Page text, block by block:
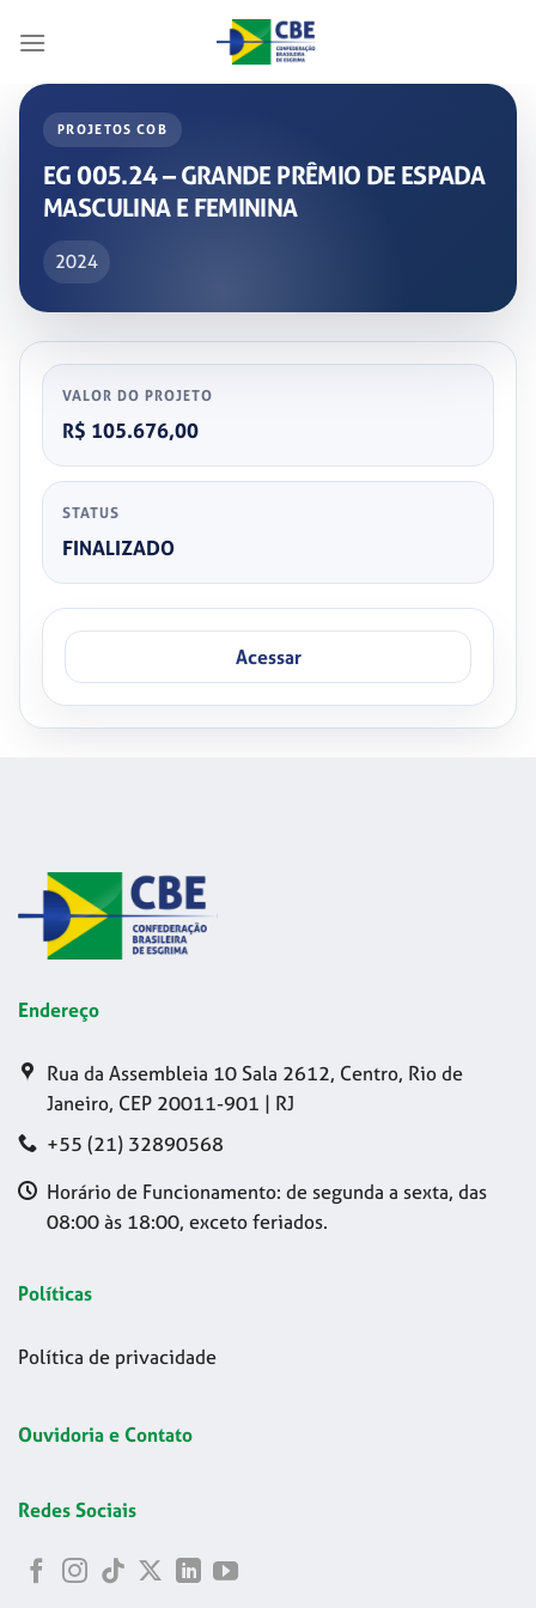
PROJETOS COB
EG 005.24 – GRANDE PRÊMIO DE ESPADA
MASCULINA E FEMININA
2024
VALOR DO PROJETO
R$ 105.676,00
STATUS
FINALIZADO
Acessar
Endereço
Rua da Assembleia 10 Sala 2612, Centro, Rio de
Janeiro, CEP 20011-901 | RJ
+55 (21) 32890568
Horário de Funcionamento: de segunda a sexta, das
08:00 às 18:00, exceto feriados.
Políticas
Política de privacidade
Ouvidoria e Contato
Redes Sociais